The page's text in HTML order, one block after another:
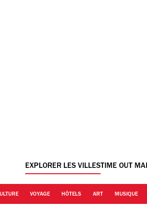
EXPLORER LES VILLESTIME OUT
VOYAGE HÔTELS ART MUSIQUE